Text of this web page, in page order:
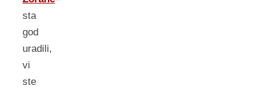
sta
god
uradili,
vi
ste